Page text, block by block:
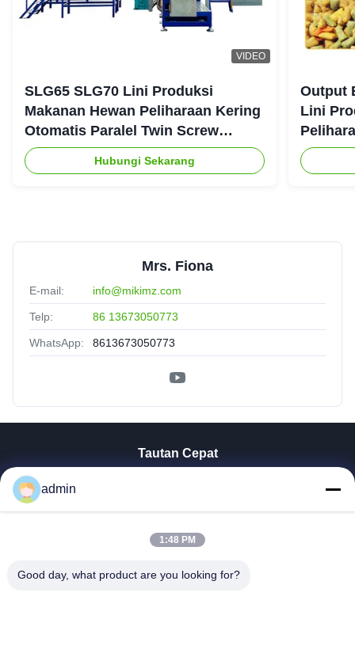
VIDEO
SLG65 SLG70 Lini Produksi
Makanan Hewan Peliharaan Kering
Otomatis Paralel Twin Screw
Extruder CE
Hubungi Sekarang
Output
Lini
Mrs. Fiona
E-mail: info@mikimz.com
Telp: 86 13673050773
WhatsApp: 8613673050773
Tautan Cepat
Tentang Kita
Kontrol Kualitas
admin
1:48 PM
Good day, what product are you looking for?